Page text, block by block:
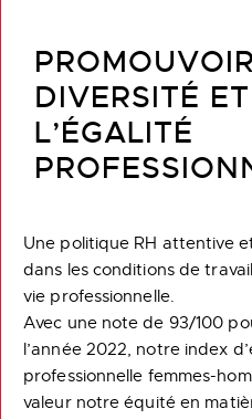
DIVERSITÉ ET
L’ÉGALITÉ
Une politique RH attentive
dans les conditions de
vie professionnelle.
Avec une note de 93/100
l’année 2022, notre index
professionnelle femmes-
valeur notre équité en